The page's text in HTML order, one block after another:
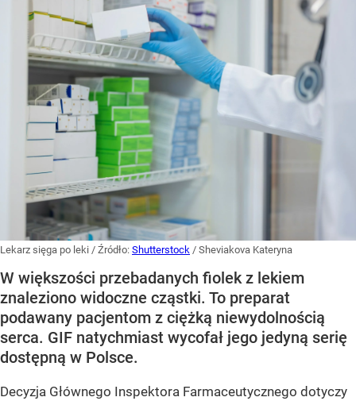
Lekarz sięga po leki / Źródło: Shutterstock / Sheviakova Kateryna
W większości przebadanych fiolek z lekiem
znaleziono widoczne cząstki. To preparat
podawany pacjentom z ciężką niewydolnością
serca. GIF natychmiast wycofał jego jedyną serię
dostępną w Polsce.
Decyzja Głównego Inspektora Farmaceutycznego dotyczy